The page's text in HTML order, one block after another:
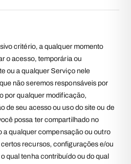
critério, a qualquer momento
o acesso, temporária ou
ou a qualquer Serviço nele
não seremos responsáveis por
por qualquer modificação,
de seu acesso ou uso do site ou de
possa ter compartilhado no
a qualquer compensação ou outro
recursos, configurações e/ou
qual tenha contribuído ou do qual